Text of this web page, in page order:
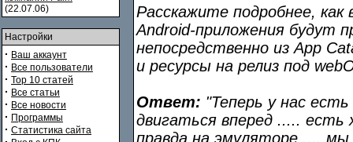
(22.07.06)
Настройки
· Ваш аккаунт
· Все пользователи
· Top 10 статей
· Все статьи
· Все новости
· Программы
· Статистика сайта
Расскажите подробнее,
Android-приложения будут
непосредственно из App
и ресурсы на релиз под
Ответ: "Теперь у нас
двигаться вперед .....
правда на эмуляторе .... мы